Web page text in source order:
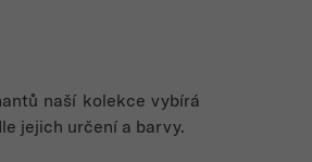
naší kolekce vybírá
jejich určení a barvy.